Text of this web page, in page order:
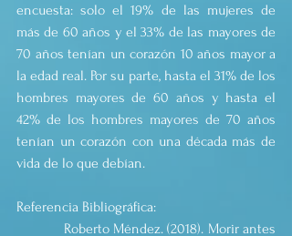
encuesta: solo el 19% de las mujeres de
más de 60 años y el 33% de las mayores de
70 años tenían un corazón 10 años mayor a
la edad real. Por su parte, hasta el 31% de los
hombres mayores de 60 años y hasta el
42% de los hombres mayores de 70 años
tenían un corazón con una década más de
vida de lo que debían.
Referencia Bibliográfica: